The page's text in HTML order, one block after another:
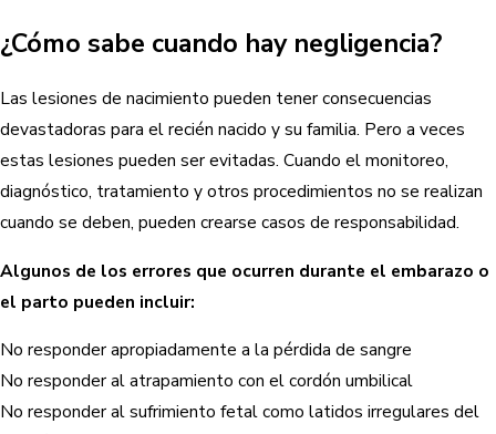
¿Cómo sabe cuando hay negligencia?
Las lesiones de nacimiento pueden tener consecuencias
devastadoras para el recién nacido y su familia. Pero a veces
estas lesiones pueden ser evitadas. Cuando el monitoreo,
diagnóstico, tratamiento y otros procedimientos no se realizan
cuando se deben, pueden crearse casos de responsabilidad.
Algunos de los errores que ocurren durante el embarazo o
el parto pueden incluir:
No responder apropiadamente a la pérdida de sangre
No responder al atrapamiento con el cordón umbilical
No responder al sufrimiento fetal como latidos irregulares del